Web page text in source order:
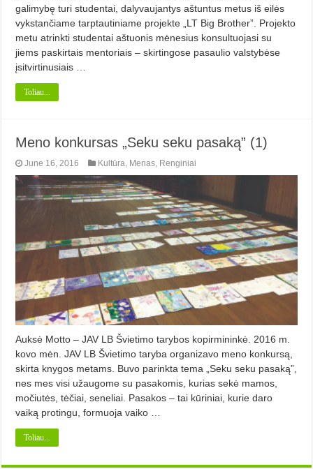
galimybę turi studentai, dalyvaujantys aštuntus metus iš eilės
vykstančiame tarptautiniame projekte „LT Big Brother”. Projekto
metu atrinkti studentai aštuonis mėnesius konsultuojasi su
jiems paskirtais mentoriais – skirtingose pasaulio valstybėse
įsitvirtinusiais …
Toliau...
Meno konkursas „Seku seku pasaką” (1)
June 16, 2016 Kultūra, Menas, Renginiai
Auksė Motto – JAV LB Švietimo tarybos kopirmininkė. 2016 m.
kovo mėn. JAV LB Švietimo taryba organizavo meno konkursą,
skirta knygos metams. Buvo parinkta tema „Seku seku pasaką”,
nes mes visi užaugome su pasakomis, kurias sekė mamos,
močiutės, tėčiai, seneliai. Pasakos – tai kūriniai, kurie daro
vaiką protingu, formuoja vaiko …
Toliau...